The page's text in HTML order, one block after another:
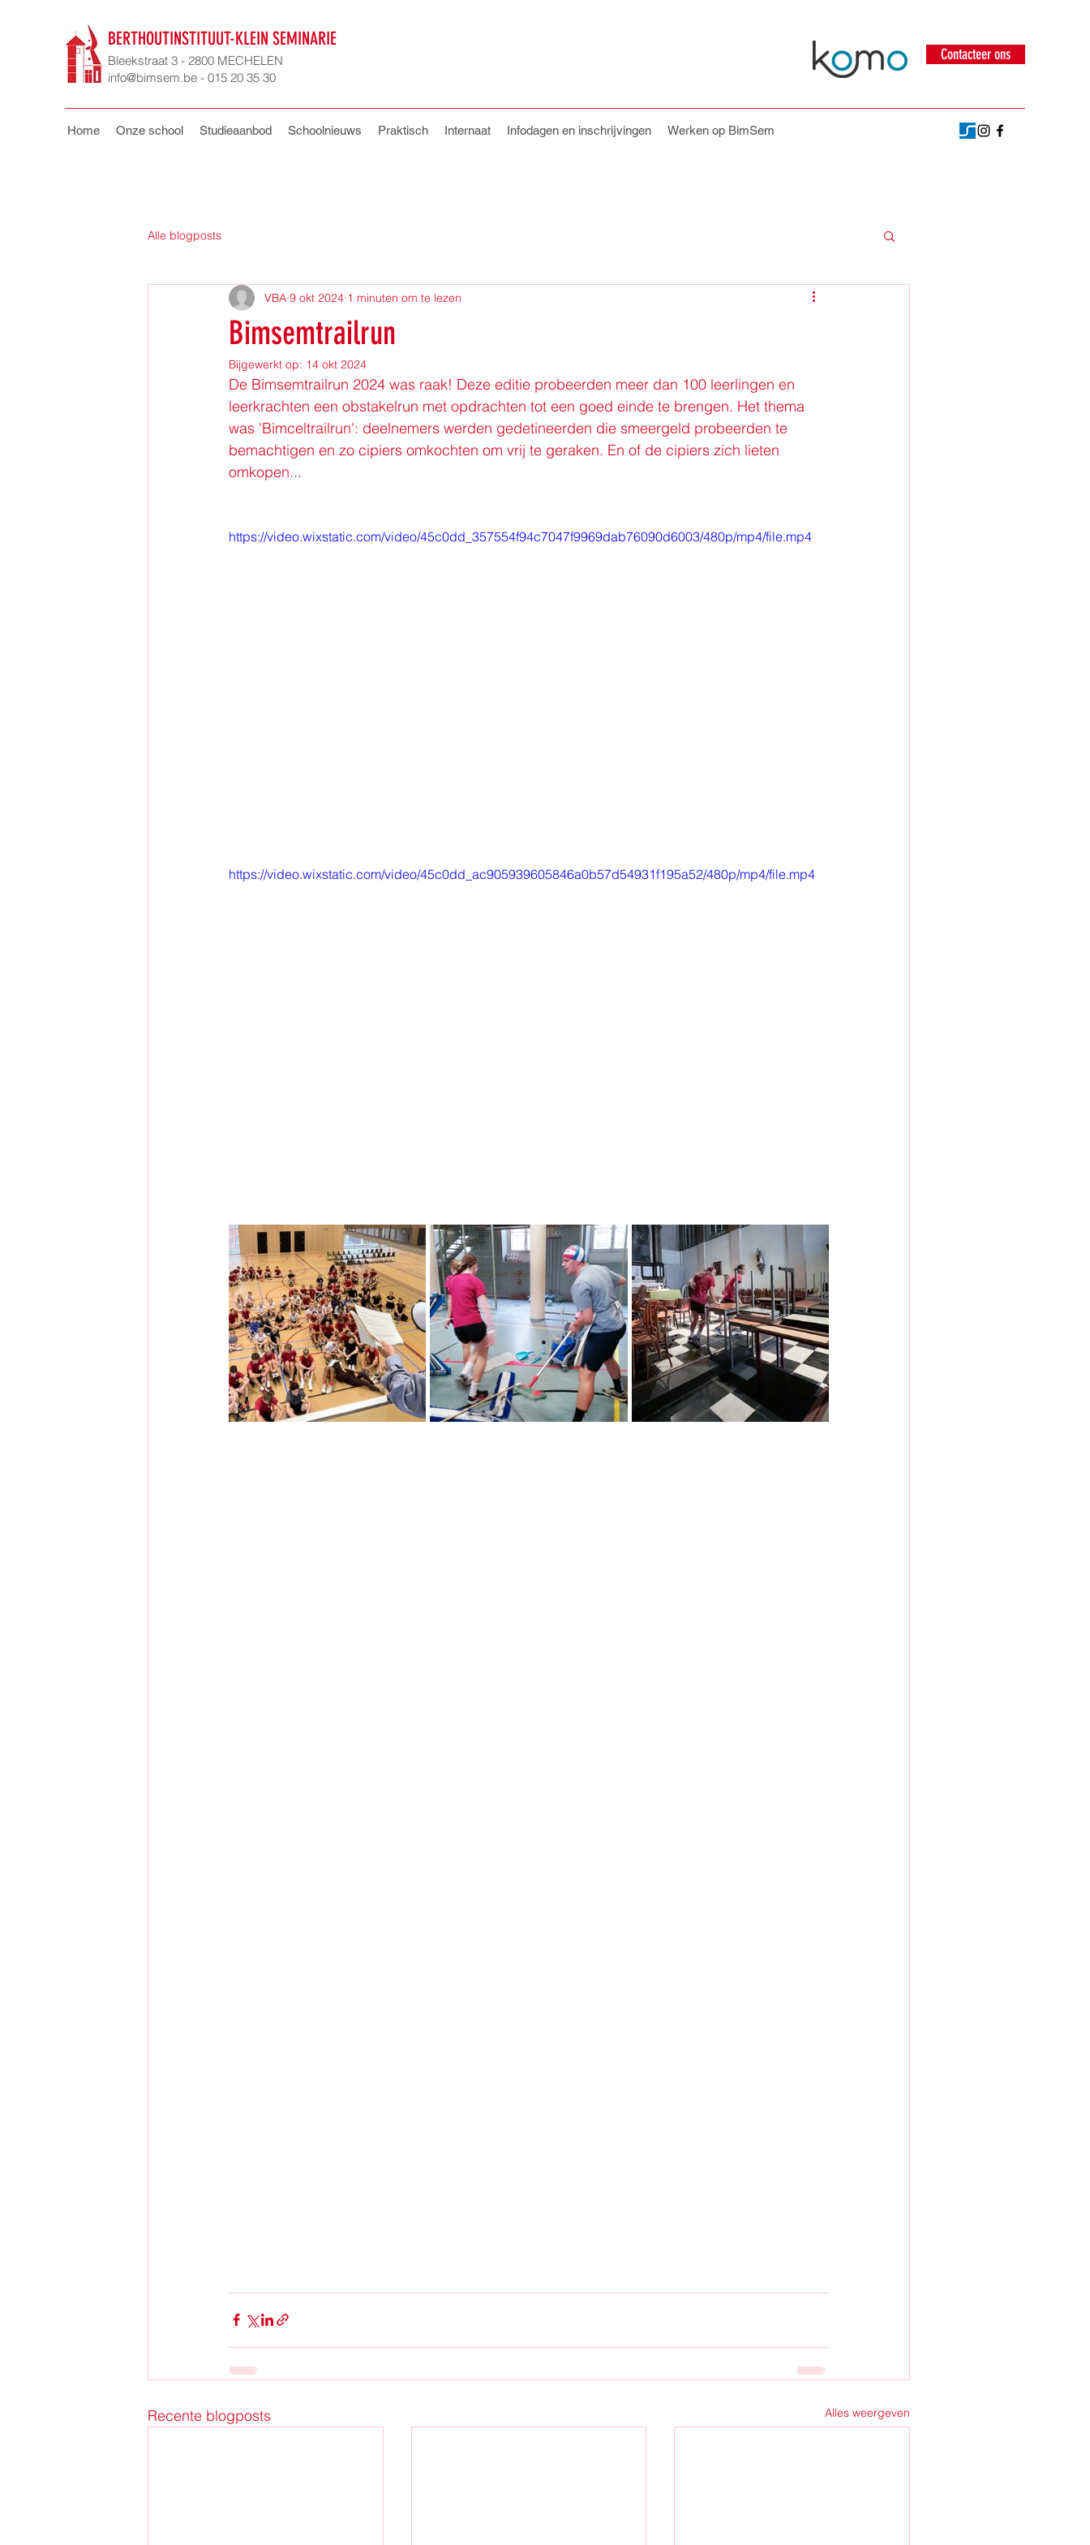
BERTHOUTINSTITUUT-KLEIN SEMINARIE
Bleekstraat 3 - 2800 MECHELEN
info@bimsem.be - 015 20 35 30
Contacteer ons
Home Onze school Studieaanbod Schoolnieuws Praktisch Internaat Infodagen en inschrijvingen Werken op BimSem
Alle blogposts
Bimsemtrailrun
VBA 9 okt 2024 1 minuten om te lezen
Bijgewerkt op: 14 okt 2024
De Bimsemtrailrun 2024 was raak! Deze editie probeerden meer dan 100 leerlingen en
leerkrachten een obstakelrun met opdrachten tot een goed einde te brengen. Het thema
was 'Bimceltrailrun': deelnemers werden gedetineerden die smeergeld probeerden te
bemachtigen en zo cipiers omkochten om vrij te geraken. En of de cipiers zich lieten
omkopen...
https://video.wixstatic.com/video/45c0dd_357554f94c7047f9969dab76090d6003/480p/mp4/file.mp4
https://video.wixstatic.com/video/45c0dd_ac905939605846a0b57d54931f195a52/480p/mp4/file.mp4
Recente blogposts Alles weergeven